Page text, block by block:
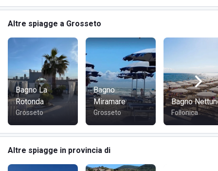
lavapiedi
bar con terrazza sul mare.
Per grandi e piccini la struttura offre una vasta area
dedicata al gioco e allo sport, vi sono:
tavoli da ping pong
beach tennis
bocce
giochi per bambini.
Altre spiagge a Grosseto
Bagno La
Rotonda
Grosseto
Bagno
Miramare
Grosseto
Bagno
Follonica
Altre spiagge in provincia di